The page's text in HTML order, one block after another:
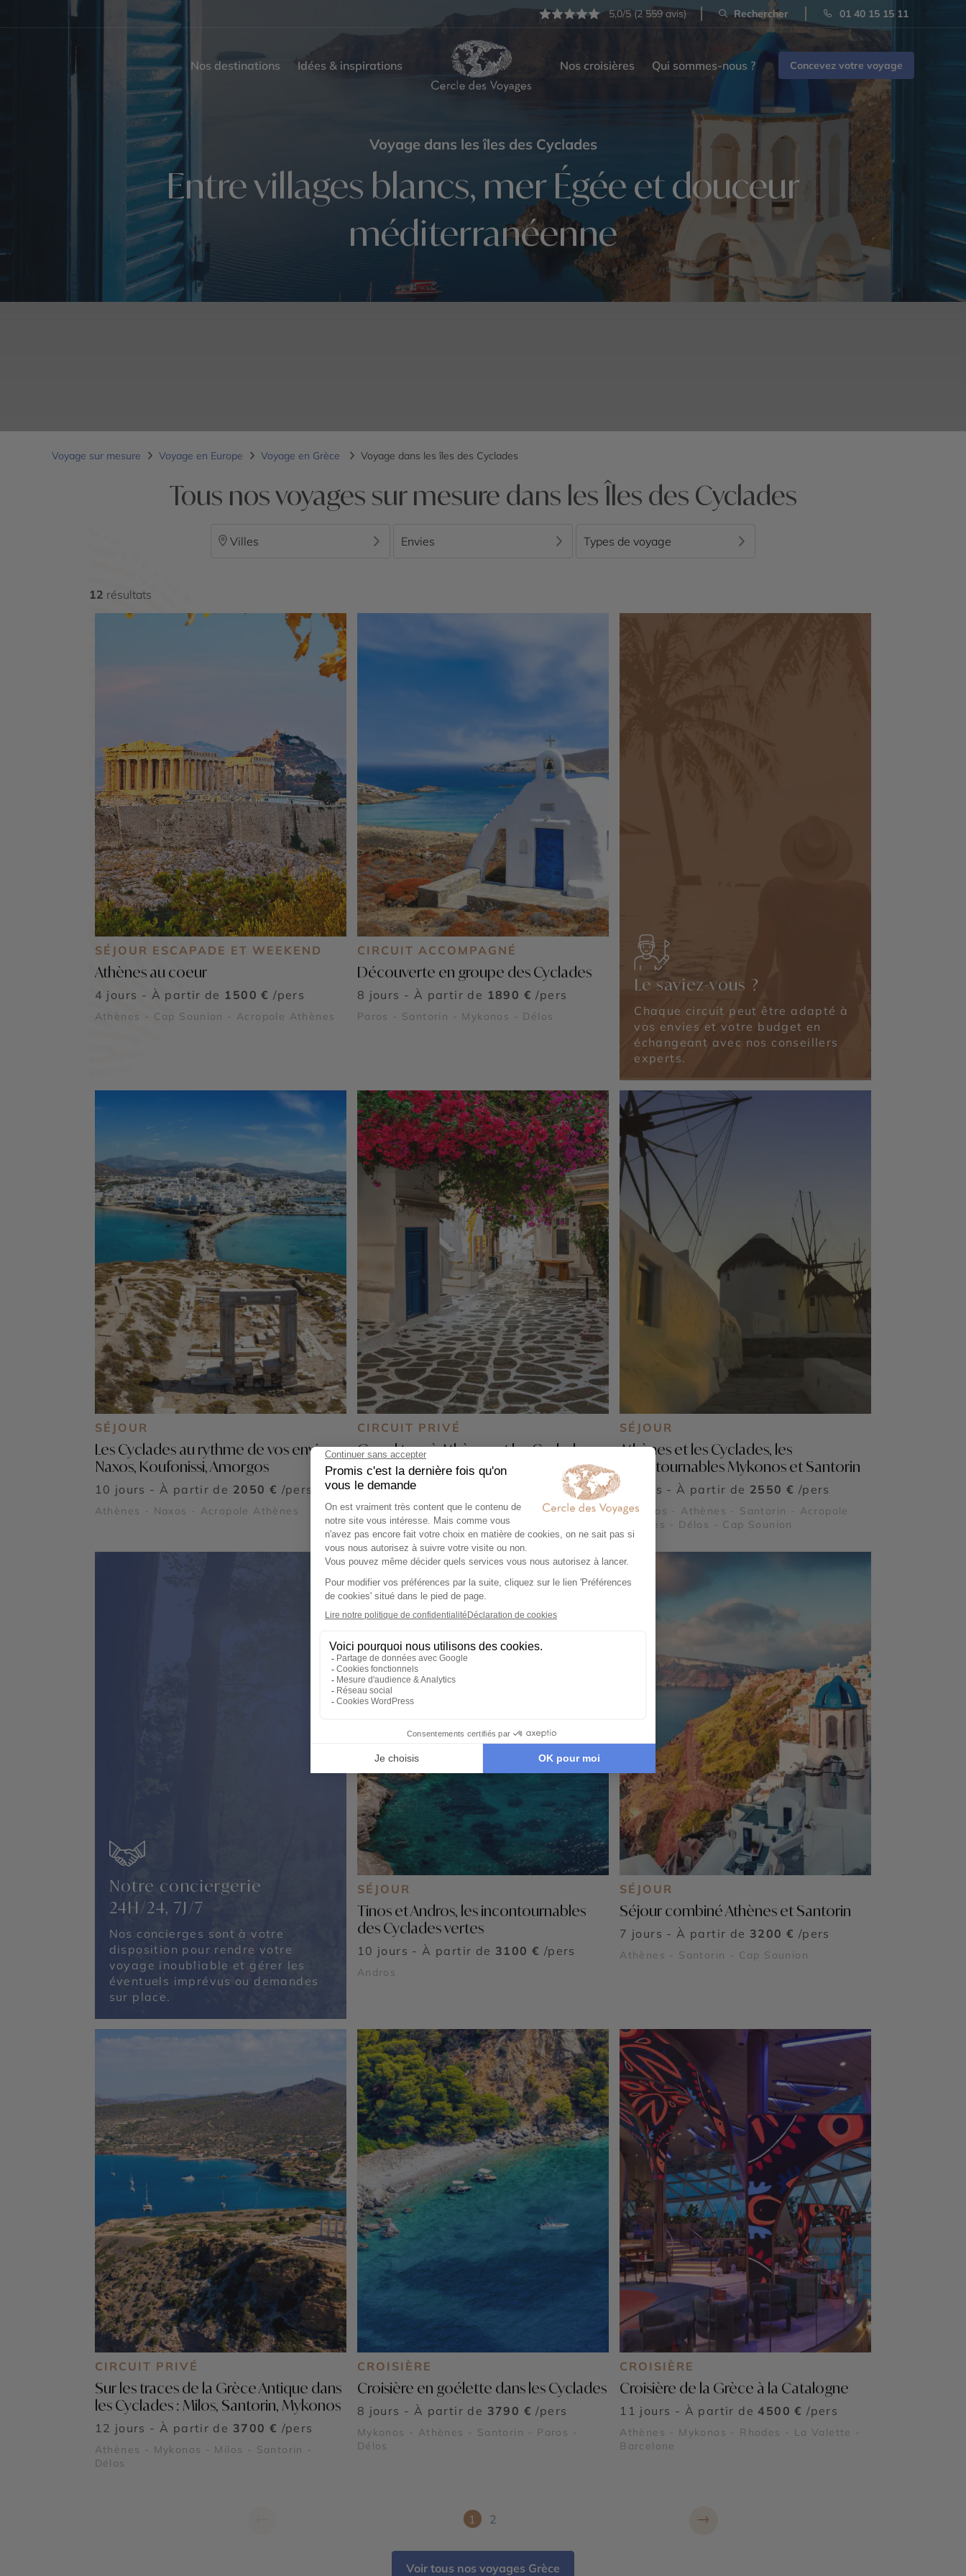
5,0/5 (2 559 avis) Rechercher 01 40 15 15 11
Nos destinations Idées & inspirations Nos croisières Qui sommes-nous ? Concevez votre voyage
Voyage dans les îles des Cyclades
Entre villages blancs, mer Égée et douceur
méditerranéenne
Voyage sur mesure Voyage en Europe Voyage en Grèce Voyage dans les îles des Cyclades
Tous nos voyages sur mesure dans les Îles des Cyclades
Villes Envies Types de voyage
12 résultats
SÉJOUR ESCAPADE ET WEEKEND
Athènes au coeur
4 jours - À partir de 1500 € /pers
Athènes - Cap Sounion - Acropole Athènes
CIRCUIT ACCOMPAGNÉ
Découverte en groupe des Cyclades
8 jours - À partir de 1890 € /pers
Paros - Santorin - Mykonos - Délos
Le saviez-vous ?
Chaque circuit peut être adapté à
vos envies et votre budget en
échangeant avec nos conseillers
experts.
SÉJOUR
Les Cyclades au rythme de vos envies :
Naxos, Koufonissi, Amorgos
10 jours - À partir de 2050 € /pers
Athènes - Naxos - Acropole Athènes
CIRCUIT PRIVÉ
Grand tour à Athènes et les Cyclades :
Kithnos, Sérifos, Sifnos, Milos
14 jours - À partir de /pers
Athènes - Milos - Sifnos - Cap Sounion
SÉJOUR
Athènes et les Cyclades, les
incontournables Mykonos et Santorin
9 jours - À partir de 2550 € /pers
Mykonos - Athènes - Santorin - Acropole
Athènes - Délos - Cap Sounion
Notre conciergerie
24H/24, 7J/7
Nos concierges sont à votre
disposition pour rendre votre
voyage inoubliable et gérer les
éventuels imprévus ou demandes
sur place.
SÉJOUR
Tinos et Andros, les incontournables
des Cyclades vertes
10 jours - À partir de 3100 € /pers
Andros
SÉJOUR
Séjour combiné Athènes et Santorin
7 jours - À partir de 3200 € /pers
Athènes - Santorin - Cap Sounion
CIRCUIT PRIVÉ
Sur les traces de la Grèce Antique dans
les Cyclades : Milos, Santorin, Mykonos
12 jours - À partir de 3700 € /pers
Athènes - Mykonos - Milos - Santorin -
Délos
CROISIÈRE
Croisière en goélette dans les Cyclades
8 jours - À partir de 3790 € /pers
Mykonos - Athènes - Santorin - Paros -
Délos
CROISIÈRE
Croisière de la Grèce à la Catalogne
11 jours - À partir de 4500 € /pers
Athènes - Mykonos - Rhodes - La Valette -
Barcelone
1 2 →
Voir tous nos voyages Grèce